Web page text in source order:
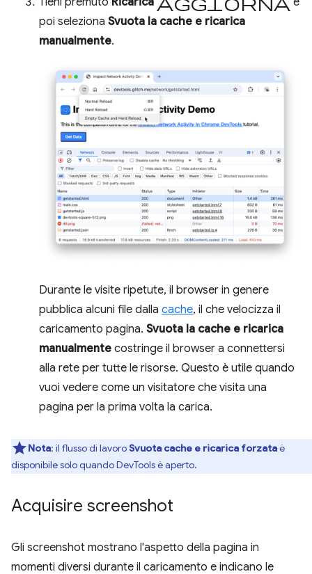
poi seleziona Svuota la cache e ricarica
manualmente.
Durante le visite ripetute, il browser in genere
pubblica alcuni file dalla cache, il che velocizza il
caricamento pagina. Svuota la cache e ricarica
manualmente costringe il browser a connettersi
alla rete per tutte le risorse. Questo è utile quando
vuoi vedere come un visitatore che visita una
pagina per la prima volta la carica.
Nota: il flusso di lavoroSvuota cache e ricarica forzataè
disponibile solo quando DevTools è aperto.
Acquisire screenshot
Gli screenshot mostrano l'aspetto della pagina in
momenti diversi durante il caricamento e indicano le